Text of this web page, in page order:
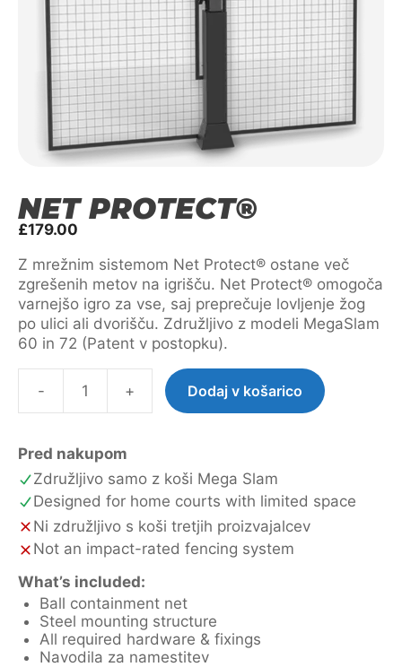
NET PROTECT®
£179.00
Z mrežnim sistemom Net Protect® ostane več
zgrešenih metov na igrišču. Net Protect® omogoča
varnejšo igro za vse, saj preprečuje lovljenje žog
po ulici ali dvorišču. Združljivo z modeli MegaSlam
60 in 72 (Patent v postopku).
-
Net
Protect®
+ Dodaj v košarico
Pred nakupom
Združljivo samo z koši Mega Slam
Designed for home courts with limited space
Ni združljivo s koši tretjih proizvajalcev
Not an impact-rated fencing system
What’s included:
Ball containment net
Steel mounting structure
All required hardware & fixings
Navodila za namestitev